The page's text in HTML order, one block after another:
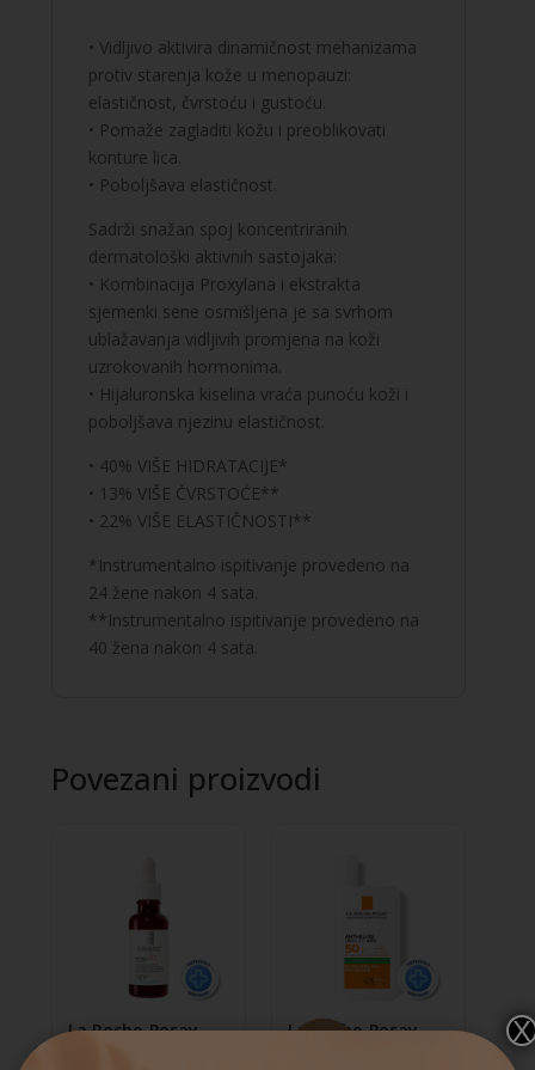
količina• Vidljivo aktivira dinamičnost mehanizama
protiv starenja kože u menopauzi:
elastičnost, čvrstoću i gustoću.
• Pomaže zagladiti kožu i preoblikovati
konture lica.
• Poboljšava elastičnost.
Sadrži snažan spoj koncentriranih
dermatološki aktivnih sastojaka:
• Kombinacija Proxylana i ekstrakta
sjemenki sene osmišljena je sa svrhom
ublažavanja vidljivih promjena na koži
uzrokovanih hormonima.
• Hijaluronska kiselina vraća punoću koži i
poboljšava njezinu elastičnost.
• 40% VIŠE HIDRATACIJE*
• 13% VIŠE ČVRSTOĆE**
• 22% VIŠE ELASTIČNOSTI**
*Instrumentalno ispitivanje provedeno na
24 žene nakon 4 sata.
**Instrumentalno ispitivanje provedeno na
40 žena nakon 4 sata.
Povezani proizvodi
La Roche-Posay
La Roche-Posay
X